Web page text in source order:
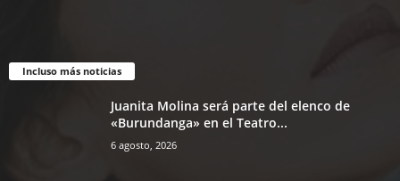
Incluso más noticias
Juanita Molina será parte del elenco de
«Burundanga» en el Teatro...
6 agosto, 2026